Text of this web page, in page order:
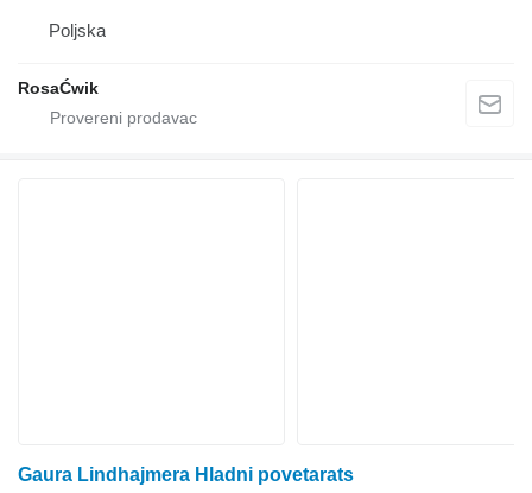
Poljska
RosaĆwik
Gaura Lindhaјmera Hladni povetarats